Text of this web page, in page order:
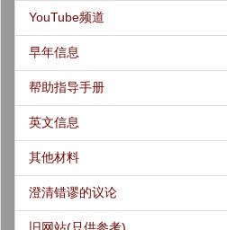
YouTube频道
早年信息
帮助指导手册
英文信息
其他材料
澄清错谬的议论
旧网站(只供参考)